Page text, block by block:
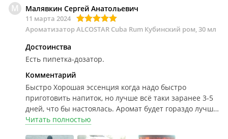
М Малявкин Сергей Анатольевич
11 марта 2024
Ароматизатор ALCOSTAR Cuba Rum Кубинский ром, 30 мл
Достоинства
Есть пипетка-дозатор.
Комментарий
Быстро Хорошая эссенция когда надо быстро
приготовить напиток, но лучше всё таки заранее 3-5
дней, что бы настоялась. Аромат будет гораздо лучше,
проверенно. Хватает на объём 10 литров СэМа.
Читать полностью